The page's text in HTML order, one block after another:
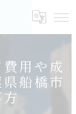
用や成
船橋市